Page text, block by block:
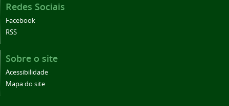
Redes Sociais
Facebook
RSS
Sobre o site
Acessibilidade
Mapa do site